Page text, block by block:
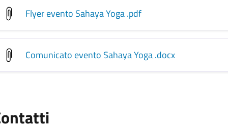
Flyer evento Sahaya Yoga.pdf
Comunicato evento Sahaya Yoga.docx